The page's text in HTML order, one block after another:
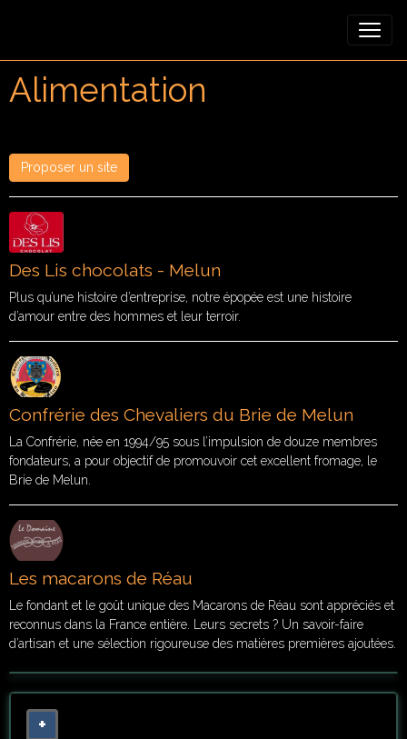
Alimentation
Proposer un site
Des Lis chocolats - Melun
Plus qu’une histoire d’entreprise, notre épopée est une histoire
d’amour entre des hommes et leur terroir.
Confrérie des Chevaliers du Brie de Melun
La Confrérie, née en 1994/95 sous l’impulsion de douze membres
fondateurs, a pour objectif de promouvoir cet excellent fromage, le
Brie de Melun.
Les macarons de Réau
Le fondant et le goût unique des Macarons de Réau sont appréciés et
reconnus dans la France entière. Leurs secrets ? Un savoir-faire
d’artisan et une sélection rigoureuse des matières premières ajoutées.
+